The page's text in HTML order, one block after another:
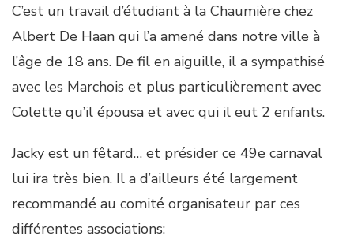
C’est un travail d’étudiant à la Chaumière chez
Albert De Haan qui l’a amené dans notre ville à
l’âge de 18 ans. De fil en aiguille, il a sympathisé
avec les Marchois et plus particulièrement avec
Colette qu’il épousa et avec qui il eut 2 enfants.
Jacky est un fêtard… et présider ce 49e carnaval
lui ira très bien. Il a d’ailleurs été largement
recommandé au comité organisateur par ces
différentes associations: